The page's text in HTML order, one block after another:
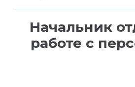
Начальник
работе с